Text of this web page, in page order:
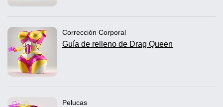
Corrección Corporal
Guía de relleno de Drag Queen
Pelucas